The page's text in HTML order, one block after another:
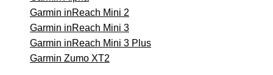
Garmin inReach Mini 2
Garmin inReach Mini 3
Garmin inReach Mini 3 Plus
Garmin Zumo XT2